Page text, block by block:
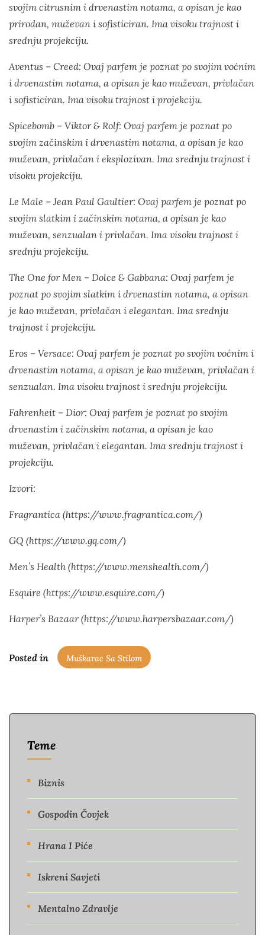
svojim citrusnim i drvenastim notama, a opisan je kao
prirodan, muževan i sofisticiran. Ima visoku trajnost i
srednju projekciju.
Aventus – Creed: Ovaj parfem je poznat po svojim voćnim
i drvenastim notama, a opisan je kao muževan, privlačan
i sofisticiran. Ima visoku trajnost i projekciju.
Spicebomb – Viktor & Rolf: Ovaj parfem je poznat po
svojim začinskim i drvenastim notama, a opisan je kao
muževan, privlačan i eksplozivan. Ima srednju trajnost i
visoku projekciju.
Le Male – Jean Paul Gaultier: Ovaj parfem je poznat po
svojim slatkim i začinskim notama, a opisan je kao
muževan, senzualan i privlačan. Ima visoku trajnost i
srednju projekciju.
The One for Men – Dolce & Gabbana: Ovaj parfem je
poznat po svojim slatkim i drvenastim notama, a opisan
je kao muževan, privlačan i elegantan. Ima srednju
trajnost i projekciju.
Eros – Versace: Ovaj parfem je poznat po svojim voćnim i
drvenastim notama, a opisan je kao muževan, privlačan i
senzualan. Ima visoku trajnost i srednju projekciju.
Fahrenheit – Dior: Ovaj parfem je poznat po svojim
drvenastim i začinskim notama, a opisan je kao
muževan, privlačan i elegantan. Ima srednju trajnost i
projekciju.
Izvori:
Fragrantica (https://www.fragrantica.com/)
GQ (https://www.gq.com/)
Men’s Health (https://www.menshealth.com/)
Esquire (https://www.esquire.com/)
Harper’s Bazaar (https://www.harpersbazaar.com/)
Posted in Muškarac Sa Stilom
Teme
Biznis
Gospodin Čovjek
Hrana I Piće
Iskreni Savjeti
Mentalno Zdravlje